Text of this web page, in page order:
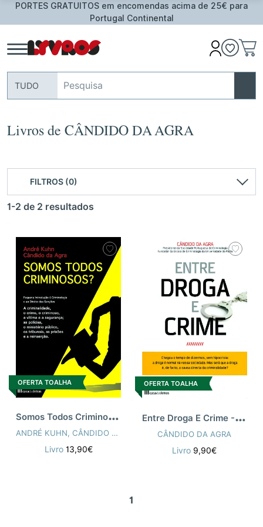
em encomendas acima de 25€ para
Oferta de Toalha
TUDO
Livros de CÂNDIDO DA AGRA
FILTROS (0)
1-2 de 2 resultados
OFERTA TOALHA
S
omos Todos Criminosos?
ANDRÉ KUHN, CÂNDIDO DA AGRA
Livro 13,90€
OFERTA TOALHA
E
ntre Droga E Crime - 2ª Ed
CÂNDIDO DA AGRA
Livro 9,90€
1